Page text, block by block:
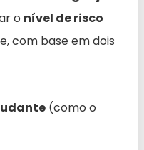
o nível de risco
com base em dois
(como o